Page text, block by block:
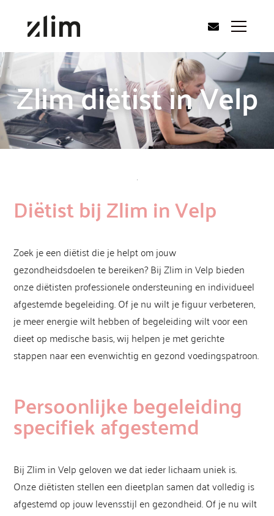
Zlim diëtist in Velp
Diëtist bij Zlim in Velp
Zoek je een diëtist die je helpt om jouw
gezondheidsdoelen te bereiken? Bij Zlim in Velp bieden
onze diëtisten professionele ondersteuning en individueel
afgestemde begeleiding. Of je nu wilt je figuur verbeteren,
je meer energie wilt hebben of begeleiding wilt voor een
dieet op medische basis, wij helpen je met gerichte
stappen naar een evenwichtig en gezond voedingspatroon.
Persoonlijke begeleiding
specifiek afgestemd
Bij Zlim in Velp geloven we dat ieder lichaam uniek is.
Onze diëtisten stellen een dieetplan samen dat volledig is
afgestemd op jouw levensstijl en gezondheid. Of je nu wilt